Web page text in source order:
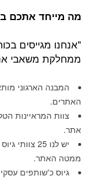
מה מייחד אתכם
"אנחנו מגייסים
ממחלקת משאבי
המבנה הארגוני
האתרים.
אתר.
יש לנו 25
ממטה האתר.
גיוס כ'שותפים